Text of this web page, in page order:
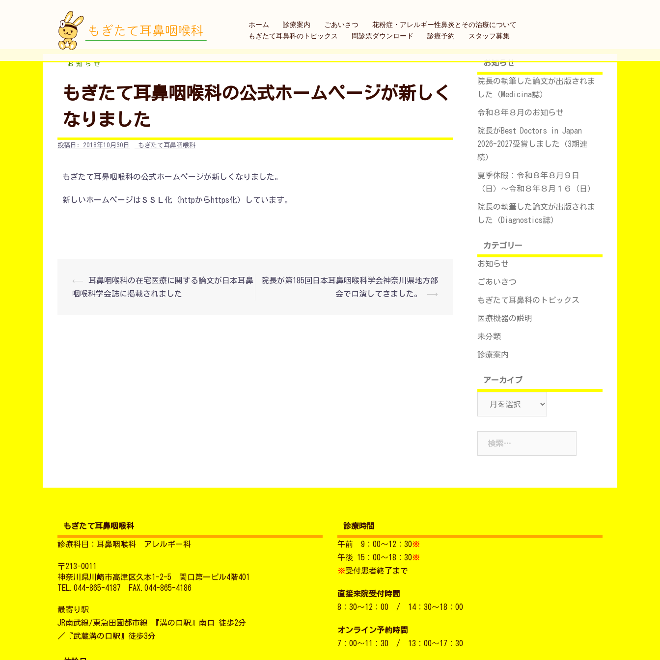
ホーム 診療案内 ごあいさつ
花粉症・アレルギー性鼻炎とその治療について
もぎたて耳鼻科のトピックス
問診票ダウンロード 診療予約 スタッフ募集
お知らせ
もぎたて耳鼻咽喉科の公式ホームページが新しく
なりました
投稿日: 2018年10月30日 もぎたて耳鼻咽喉科
もぎたて耳鼻咽喉科の公式ホームページが新しくなりました。
新しいホームページはＳＳＬ化（httpからhttps化）しています。
投
⟵
耳鼻咽喉科の在宅医療に関する論文が日本耳鼻
咽喉科学会誌に掲載されました
院長が第185回日本耳鼻咽喉科学会神奈川県地方部
会で口演してきました。
⟶
お知らせ
院長の執筆した論文が出版されま
した（Medicina誌）
令和８年８月のお知らせ
院長がBest Doctors in Japan
2026-2027受賞しました（3期連
続）
夏季休暇：令和８年８月９日
（日）～令和８年８月１６（日）
院長の執筆した論文が出版されま
した（Diagnostics誌）
カテゴリー
お知らせ
ごあいさつ
もぎたて耳鼻科のトピックス
医療機器の説明
未分類
診療案内
アーカイブ
もぎたて耳鼻咽喉科
診療科目：耳鼻咽喉科 アレルギー科
〒213-0011
神奈川県川崎市高津区久本1-2-5 関口第一ビル4階401
TEL.044-865-4187 FAX.044-865-4186
最寄り駅
JR南武線/東急田園都市線 『溝の口駅』南口 徒歩2分
／『武蔵溝の口駅』徒歩3分
診療時間
午前 9：00～12：30※
午後 15：00～18：30※
※受付患者終了まで
直接来院受付時間
8：30～12：00 / 14：30～18：00
オンライン予約時間
7：00～11：30 / 13：00～17：30